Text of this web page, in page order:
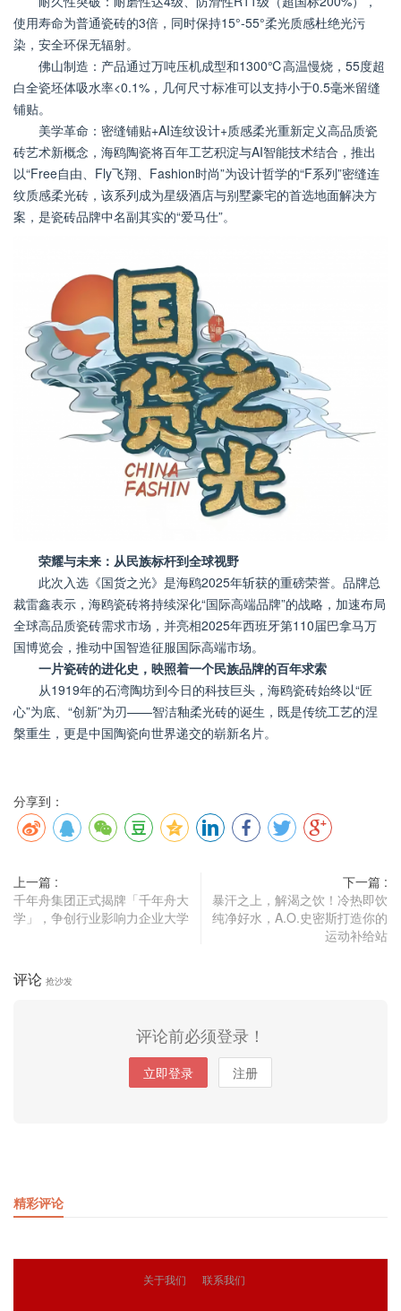
使用寿命为普通瓷砖的3倍，同时保持15°-55°柔光质感杜绝光污
染，安全环保无辐射。
佛山制造：产品通过万吨压机成型和1300℃高温慢烧，55度超
白全瓷坯体吸水率<0.1%，几何尺寸标准可以支持小于0.5毫米留缝
铺贴。
美学革命：密缝铺贴+AI连纹设计+质感柔光重新定义高品质瓷
砖艺术新概念，海鸥陶瓷将百年工艺积淀与AI智能技术结合，推出
以“Free自由、Fly飞翔、Fashion时尚”为设计哲学的“F系列”密缝连
纹质感柔光砖，该系列成为星级酒店与别墅豪宅的首选地面解决方
案，是瓷砖品牌中名副其实的“爱马仕”。
荣耀与未来：从民族标杆到全球视野
此次入选《国货之光》是海鸥2025年斩获的重磅荣誉。品牌总
裁雷鑫表示，海鸥瓷砖将持续深化“国际高端品牌”的战略，加速布局
全球高品质瓷砖需求市场，并亮相2025年西班牙第110届巴拿马万
国博览会，推动中国智造征服国际高端市场。
一片瓷砖的进化史，映照着一个民族品牌的百年求索
从1919年的石湾陶坊到今日的科技巨头，海鸥瓷砖始终以“匠
心”为底、“创新”为刃——智洁釉柔光砖的诞生，既是传统工艺的涅
槃重生，更是中国陶瓷向世界递交的崭新名片。
分享到：
上一篇 :
千年舟集团正式揭牌「千年舟大
学」，争创行业影响力企业大学
下一篇 :
暴汗之上，解渴之饮！冷热即饮
纯净好水，A.O.史密斯打造你的
运动补给站
评论 抢沙发
评论前必须登录！
立即登录 注册
精彩评论
关于我们 联系我们